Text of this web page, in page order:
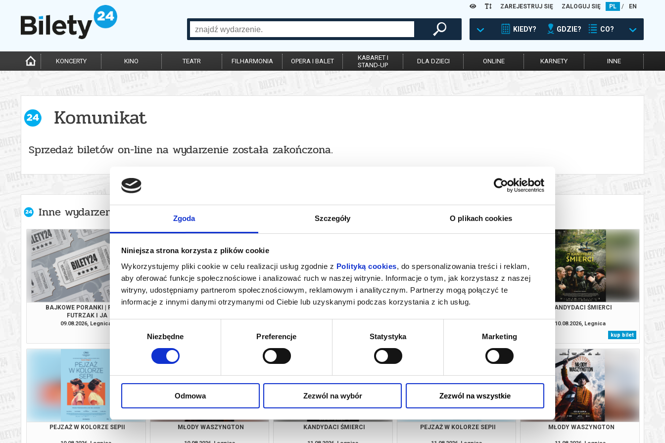
Zgoda Szczegóły O plikach cookies
Niniejsza strona korzysta z plików cookie
Wykorzystujemy pliki cookie w celu realizacji usług zgodnie z Polityką cookies, do spersonalizowania treści i reklam,
aby oferować funkcje społecznościowe i analizować ruch w naszej witrynie. Informacje o tym, jak korzystasz z naszej
witryny, udostępniamy partnerom społecznościowym, reklamowym i analitycznym. Partnerzy mogą połączyć te
informacje z innymi danymi otrzymanymi od Ciebie lub uzyskanymi podczas korzystania z ich usług.
Wybór
Niezbędne Preferencje Statystyka Marketing
Odmowa Zezwól na wybór Zezwól na wszystkie
ZAREJESTRUJ SIĘ ZALOGUJ SIĘ PL / EN
KIEDY? GDZIE? CO?
KONCERTY KINO TEATR FILHARMONIA OPERA I BALET
KABARET I
STAND-UP
DLA DZIECI ONLINE KARNETY INNE
Komunikat
Sprzedaż biletów on-line na wydarzenie została zakończona.
Inne wydarzenia organizatora
BAJKOWE PORANKI | FLEAK.
FUTRZAK I JA
09.08.2026, Legnica
DO UTRATY TCHU | POKAZ
kup bilet
PEJZAŻ W KOLORZE SEPII
kup bilet
MŁODY WASZYNGTON
kup bilet
KANDYDACI ŚMIERCI
10.08.2026, Legnica
kup bilet
PEJZAŻ W KOLORZE SEPII MŁODY WASZYNGTON KANDYDACI ŚMIERCI PEJZAŻ W KOLORZE SEPII MŁODY WASZYNGTON